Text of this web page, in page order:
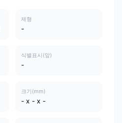
제형
-
식별표시(앞)
-
크기(mm)
- x - x -